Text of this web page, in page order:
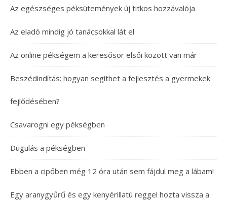
Az egészséges péksütemények új titkos hozzávalója
Az eladó mindig jó tanácsokkal lát el
Az online pékségem a keresősor elsői között van már
Beszédindítás: hogyan segíthet a fejlesztés a gyermekek
fejlődésében?
Csavarogni egy pékségben
Dugulás a pékségben
Ebben a cipőben még 12 óra után sem fájdul meg a lábam!
Egy aranygyűrű és egy kenyérillatú reggel hozta vissza a